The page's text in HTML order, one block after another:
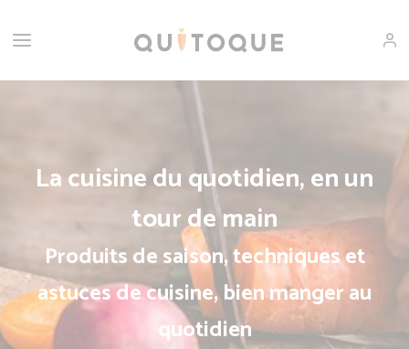
La cuisine du quotidien, en un
tour de main
Produits de saison, techniques et
astuces de cuisine, bien manger au
quotidien